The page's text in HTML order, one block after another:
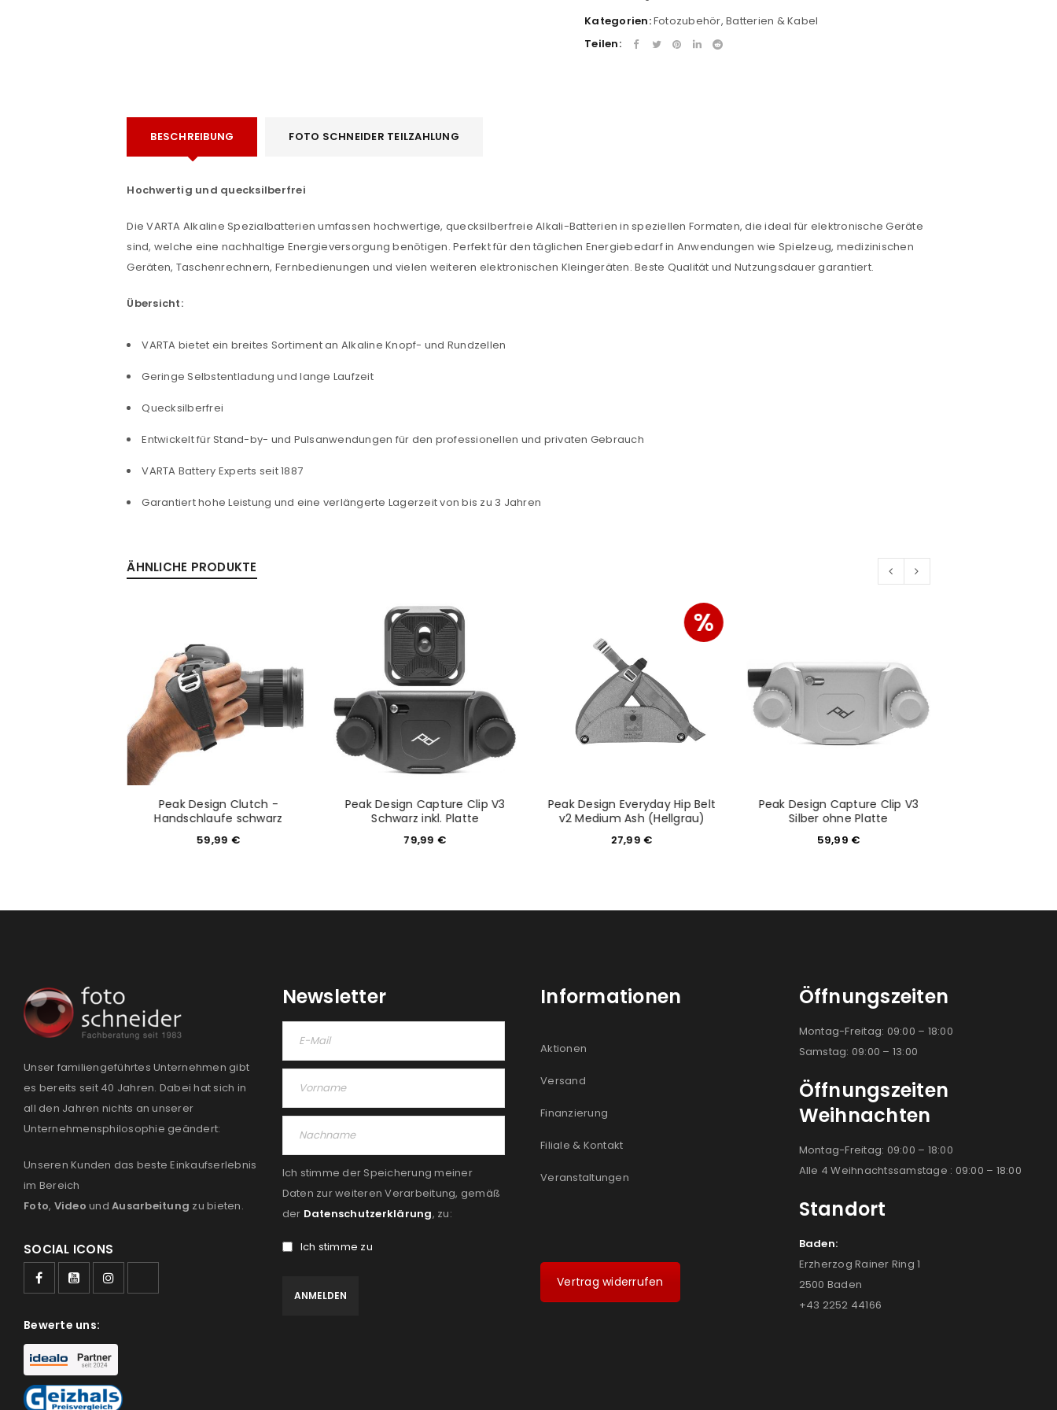
ANMELDEN
Benutzername oder E-Mail-Adresse*
Passwort
PASSWORT VERGESSEN?
Mail-Adresse gesendet.
REGISTRIEREN
Kategorien:Fotozubehör, Batterien & Kabel
Teilen:
BESCHREIBUNG FOTO SCHNEIDER TEILZAHLUNG
Hochwertig und quecksilberfrei
Die VARTA Alkaline Spezialbatterien umfassen hochwertige, quecksilberfreie Alkali-Batterien in speziellen Formaten, die ideal für elektronische Geräte
sind, welche eine nachhaltige Energieversorgung benötigen. Perfekt für den täglichen Energiebedarf in Anwendungen wie Spielzeug, medizinischen
Geräten, Taschenrechnern, Fernbedienungen und vielen weiteren elektronischen Kleingeräten. Beste Qualität und Nutzungsdauer garantiert.
Übersicht:
VARTA bietet ein breites Sortiment an Alkaline Knopf- und Rundzellen
Geringe Selbstentladung und lange Laufzeit
Quecksilberfrei
Entwickelt für Stand-by- und Pulsanwendungen für den professionellen und privaten Gebrauch
VARTA Battery Experts seit 1887
Garantiert hohe Leistung und eine verlängerte Lagerzeit von bis zu 3 Jahren
ÄHNLICHE PRODUKTE
Peak Design Clutch -
Handschlaufe schwarz
59,99 €
Peak Design Capture Clip V3
Schwarz inkl. Platte
79,99 €
%
Peak Design Everyday Hip Belt
v2 Medium Ash (Hellgrau)
27,99€
Peak Design Capture Clip V3
Silber ohne Platte
59,99 €
Unser familiengeführtes Unternehmen gibt
es bereits seit 40 Jahren. Dabei hat sich in
all den Jahren nichts an unserer
Unternehmensphilosophie geändert:
Unseren Kunden das beste Einkaufserlebnis
im Bereich
Foto, Video und Ausarbeitung zu bieten.
SOCIAL ICONS
Bewerte uns:
Newsletter
Ich stimme der Speicherung meiner
Daten zur weiteren Verarbeitung, gemäß
der Datenschutzerklärung, zu:
Ich stimme zu
Informationen
Aktionen
Versand
Finanzierung
Filiale & Kontakt
Veranstaltungen
Vertrag widerrufen
Öffnungszeiten
Montag-Freitag: 09:00 – 18:00
Samstag: 09:00 – 13:00
Öffnungszeiten
Weihnachten
Montag-Freitag: 09:00 – 18:00
Alle 4 Weihnachtssamstage : 09:00 – 18:00
Standort
Baden:
Erzherzog Rainer Ring 1
2500 Baden
+43 2252 44166